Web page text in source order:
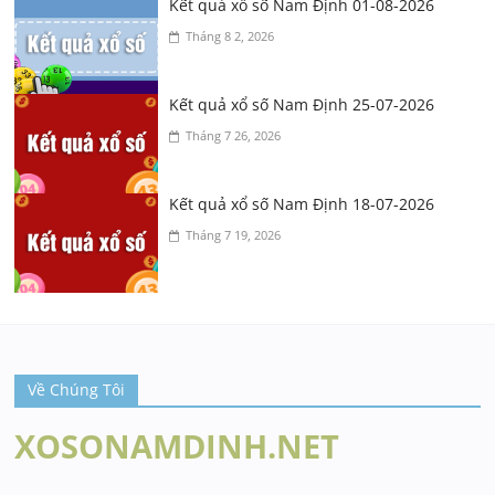
Kết quả xổ số Nam Định 01-08-2026
Tháng 8 2, 2026
Kết quả xổ số Nam Định 25-07-2026
Tháng 7 26, 2026
Kết quả xổ số Nam Định 18-07-2026
Tháng 7 19, 2026
Về Chúng Tôi
XOSONAMDINH.NET